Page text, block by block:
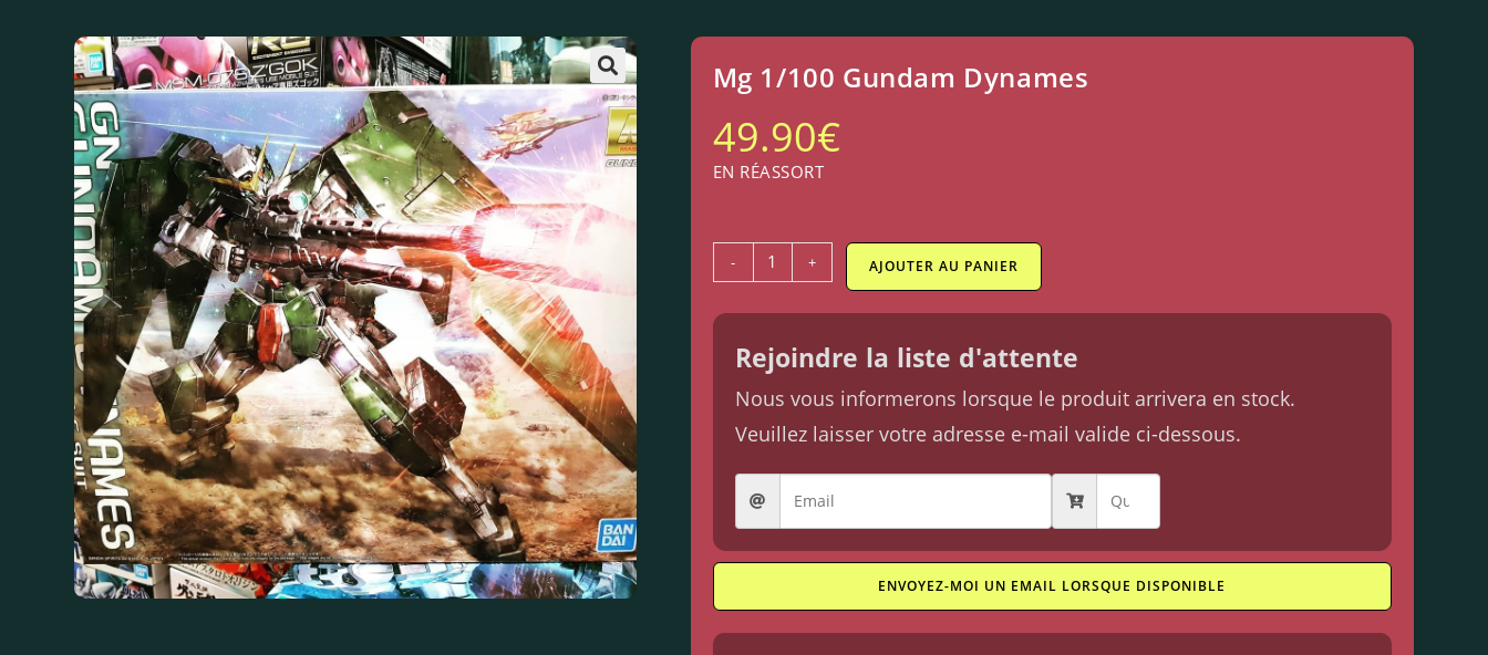
Mg 1/100 Gundam Dynames
49.90€
EN RÉASSORT
- + AJOUTER AU PANIER
Rejoindre la liste d'attente
Nous vous informerons lorsque le produit arrivera en stock.
Veuillez laisser votre adresse e-mail valide ci-dessous.
ENVOYEZ-MOI UN EMAIL LORSQUE DISPONIBLE